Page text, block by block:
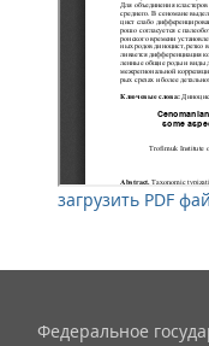
загрузить PDF
Федеральное